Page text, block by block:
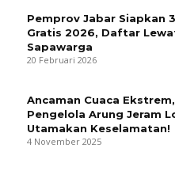
Pemprov Jabar Siapkan
Gratis 2026, Daftar
Sapawarga
20 Februari 2026
Ancaman Cuaca
Pengelola Arung Jeram
Utamakan Keselamatan!
4 November 2025